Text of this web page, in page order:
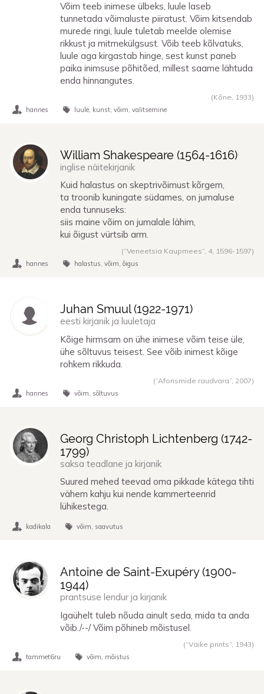
Võim teeb inimese ülbeks, luule laseb
tunnetada võimaluste piiratust. Võim kitsendab
murede ringi, luule tuletab meelde olemise
rikkust ja mitmekülgsust. Võib teeb kõlvatuks,
luule aga kirgastab hinge, sest kunst paneb
paika inimsuse põhitõed, millest saame lähtuda
enda hinnangutes.
(Kõne, 1933)
hannes luule kunst võim valitsemine
William Shakespeare (1564-1616)
inglise näitekirjanik
Kuid halastus on skeptrivõimust kõrgem,
ta troonib kuningate südames, on jumaluse
enda tunnuseks:
siis maine võim on jumalale lähim,
kui õigust vürtsib arm.
(“Veneetsia Kaupmees”, 4, 1596- 1597)
hannes halastus võim õigus
Juhan Smuul (1922-1971)
eesti kirjanik ja luuletaja
Kõige hirmsam on ühe inimese võim teise üle,
ühe sõltuvus teisest. See võib inimest kõige
rohkem rikkuda.
(“Aforismide raudvara”, 2007)
hannes võim sõltuvus
Georg Christoph Lichtenberg (1742-
1799)
saksa teadlane ja kirjanik
Suured mehed teevad oma pikkade kätega tihti
vähem kahju kui nende kammerteenrid
lühikestega.
kadikala võim saavutus
Antoine de Saint-Exupéry (1900-
1944)
prantsuse lendur ja kirjanik
Igaühelt tuleb nõuda ainult seda, mida ta anda
võib./--/ Võim põhineb mõistusel.
(“Väike prints”, 1943)
tammet6ru võim mõistus